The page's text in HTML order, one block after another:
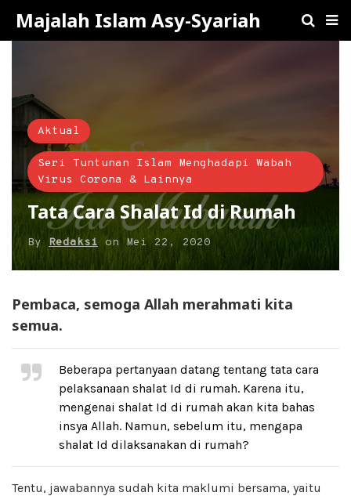
Majalah Islam Asy-Syariah
Aktual
Seri Tuntunan Islam Menghadapi Wabah
Virus Corona & Lainnya
Tata Cara Shalat Id di Rumah
By Redaksi onMei 22, 2020
Pembaca, semoga Allah merahmati kita
semua.
Beberapa pertanyaan datang tentang tata cara
pelaksanaan shalat Id di rumah. Karena itu,
mengenai shalat Id di rumah akan kita bahas
insya Allah. Namun, sebelum itu, mengapa
shalat Id dilaksanakan di rumah?
Tentu, jawabannya sudah kita maklumi bersama, yaitu